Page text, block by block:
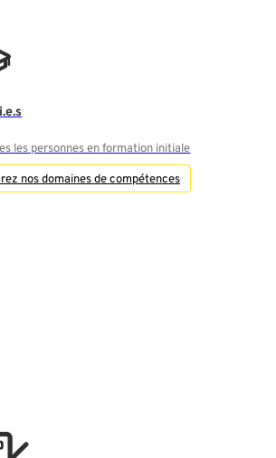
les personnes en formation initiale
nos domaines de compétences